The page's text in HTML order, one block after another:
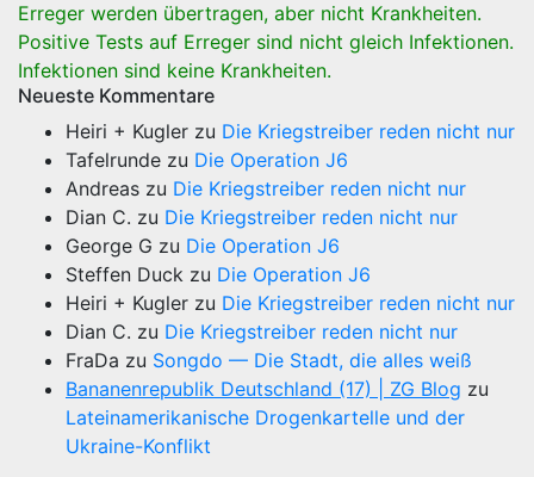
Erreger werden übertragen, aber nicht Krankheiten.
Positive Tests auf Erreger sind nicht gleich Infektionen.
Infektionen sind keine Krankheiten.
Neueste Kommentare
Heiri + Kugler zu Die Kriegstreiber reden nicht nur
Tafelrunde zu Die Operation J6
Andreas zu Die Kriegstreiber reden nicht nur
Dian C. zu Die Kriegstreiber reden nicht nur
George G zu Die Operation J6
Steffen Duck zu Die Operation J6
Heiri + Kugler zu Die Kriegstreiber reden nicht nur
Dian C. zu Die Kriegstreiber reden nicht nur
FraDa zu Songdo — Die Stadt, die alles weiß
Bananenrepublik Deutschland (17) | ZG Blog zu
Lateinamerikanische Drogenkartelle und der
Ukraine-Konflikt